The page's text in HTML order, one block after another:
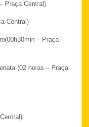
Praça Central)
Central)
– Praça
(02 horas – Praça